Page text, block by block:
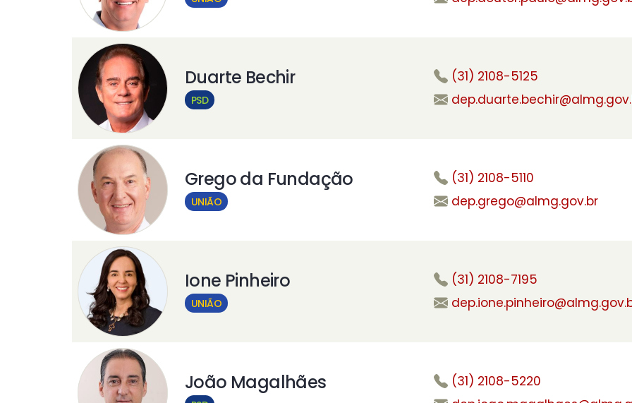
Duarte Bechir
PSD
(31) 2108-5125
Grego da Fundação
UNIÃO
(31) 2108-5110
dep.grego@almg.gov.br
Ione Pinheiro
UNIÃO
(31) 2108-7195
João Magalhães
(31) 2108-5220